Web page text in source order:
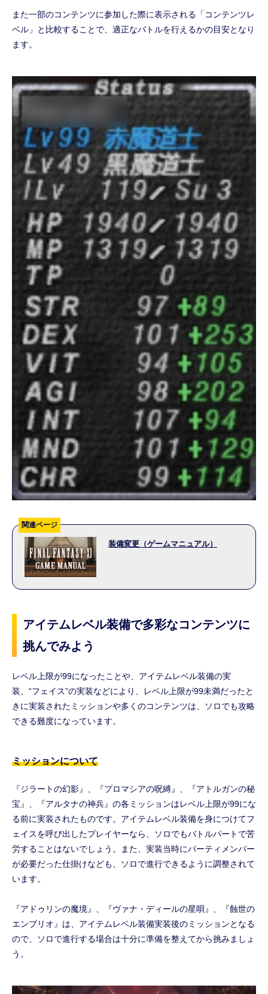
また一部のコンテンツに参加した際に表示される「コンテンツレ
ベル」と比較することで、適正なバトルを行えるかの目安となり
ます。
関連ページ
装備変更（ゲームマニュアル）
アイテムレベル装備で多彩なコンテンツに
挑んでみよう
レベル上限が99になったことや、アイテムレベル装備の実
装、“フェイス”の実装などにより、レベル上限が99未満だったと
きに実装されたミッションや多くのコンテンツは、ソロでも攻略
できる難度になっています。
ミッションについて
『ジラートの幻影』、『プロマシアの呪縛』、『アトルガンの秘
宝』、『アルタナの神兵』の各ミッションはレベル上限が99にな
る前に実装されたものです。アイテムレベル装備を身につけてフ
ェイスを呼び出したプレイヤーなら、ソロでもバトルパートで苦
労することはないでしょう。また、実装当時にパーティメンバー
が必要だった仕掛けなども、ソロで進行できるように調整されて
います。
『アドゥリンの魔境』、『ヴァナ・ディールの星唄』、『蝕世の
エンブリオ』は、アイテムレベル装備実装後のミッションとなる
ので、ソロで進行する場合は十分に準備を整えてから挑みましょ
う。